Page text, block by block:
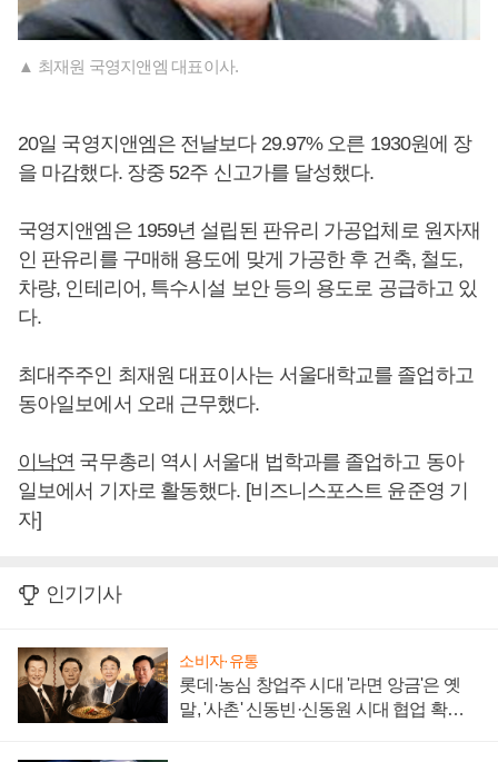
▲ 최재원 국영지앤엠 대표이사.
20일 국영지앤엠은 전날보다 29.97% 오른 1930원에 장
을 마감했다. 장중 52주 신고가를 달성했다.
국영지앤엠은 1959년 설립된 판유리 가공업체로 원자재
인 판유리를 구매해 용도에 맞게 가공한 후 건축, 철도,
차량, 인테리어, 특수시설 보안 등의 용도로 공급하고 있
다.
최대주주인 최재원 대표이사는 서울대학교를 졸업하고
동아일보에서 오래 근무했다.
이낙연 국무총리 역시 서울대 법학과를 졸업하고 동아
일보에서 기자로 활동했다. [비즈니스포스트 윤준영 기
자]
인기기사
소비자·유통
롯데·농심 창업주 시대 '라면 앙금'은 옛
말, '사촌' 신동빈·신동원 시대 협업 확대